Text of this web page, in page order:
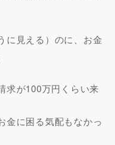
に見える）のに、お金
求が100万円くらい来
金に困る気配もなかっ